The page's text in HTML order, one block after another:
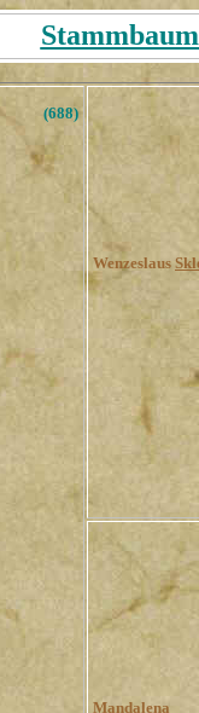
(688)
Wenzeslaus Sk
Mandalena